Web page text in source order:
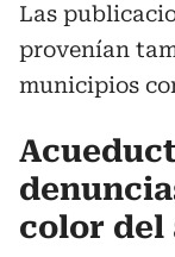
Las
provenían
municipios
color del